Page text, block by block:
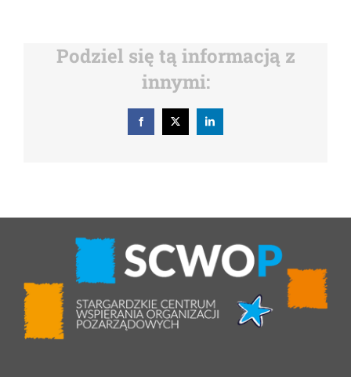
Podziel się tą informacją z
innymi:
FacebookX LinkedIn